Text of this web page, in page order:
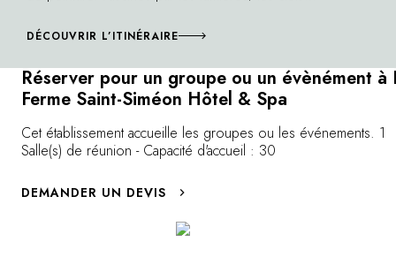
Caillebotte, Sisley, Manet, Renoir et tant d'autres ont créé
aujourd'hui dispersées à travers les plus prestigieux
musées au monde, les paysages qu'ils ont tant aimés et
peints sont toujours accessibles. Claude Monet ne disait-il
pas sur les rivages d'Honfleur : " Ici, je découvre chaque
jour des choses toujours plus belles, c'est à en devenir
fou ! "
DÉCOUVRIR L’ITINÉRAIRE
Réserver pour un groupe ou un évènément à
Ferme Saint-Siméon Hôtel & Spa
Cet établissement accueille les groupes ou les événements. 1
Salle(s) de réunion - Capacité d'accueil : 30
DEMANDER UN DEVIS